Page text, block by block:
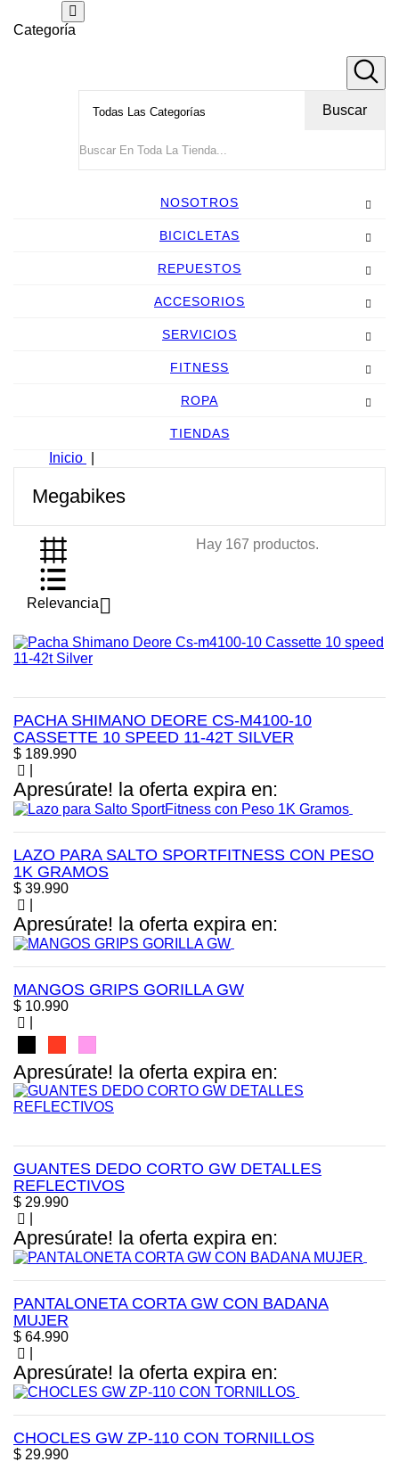
Categoría
Buscar
NOSOTROS
BICICLETAS
REPUESTOS
ACCESORIOS
SERVICIOS
FITNESS
ROPA
TIENDAS
Inicio
Megabikes
Hay 167 productos.
Relevancia
PACHA SHIMANO DEORE CS-M4100-10
CASSETTE 10 SPEED 11-42T SILVER
Precio
$ 189.990
Apresúrate! la oferta expira en:
LAZO PARA SALTO SPORTFITNESS CON PESO
1K GRAMOS
Precio
$ 39.990
Apresúrate! la oferta expira en:
MANGOS GRIPS GORILLA GW
Precio
$ 10.990
Apresúrate! la oferta expira en:
GUANTES DEDO CORTO GW DETALLES
REFLECTIVOS
Precio
$ 29.990
Apresúrate! la oferta expira en:
PANTALONETA CORTA GW CON BADANA
MUJER
Precio
$ 64.990
Apresúrate! la oferta expira en:
CHOCLES GW ZP-110 CON TORNILLOS
Precio
$ 29.990